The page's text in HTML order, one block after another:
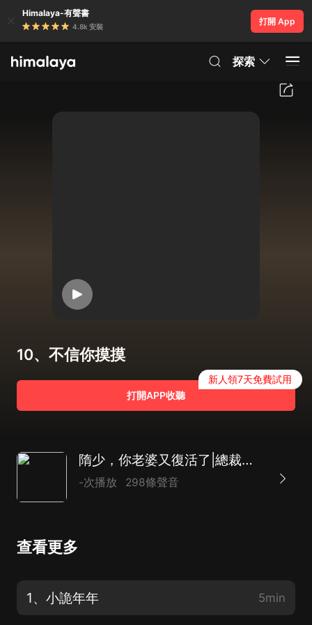
Himalaya-有聲書
4.8k 安裝
打開 App
探索
10、不信你摸摸
打開APP收聽
新人領7天免費試用
隋少，你老婆又復活了|總裁豪門|言情|靈異|都市|AI多播
-次播放 298條聲音
查看更多
1、小詭年年 5min